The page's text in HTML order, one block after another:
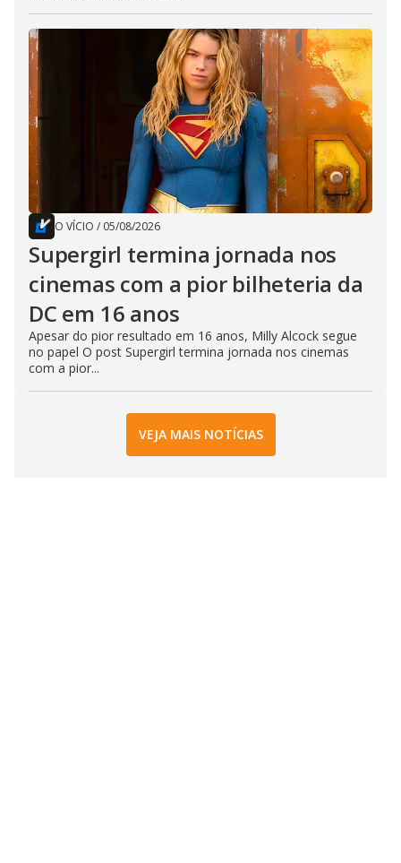
O VÍCIO / 05/08/2026
Supergirl termina jornada nos
cinemas com a pior bilheteria da
DC em 16 anos
Apesar do pior resultado em 16 anos, Milly Alcock segue
no papel O post Supergirl termina jornada nos cinemas
com a pior...
VEJA MAIS NOTÍCIAS